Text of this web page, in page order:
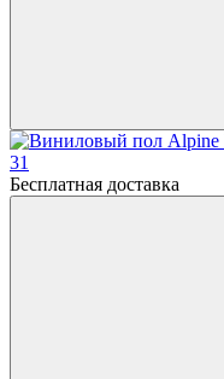
Бесплатная доставка